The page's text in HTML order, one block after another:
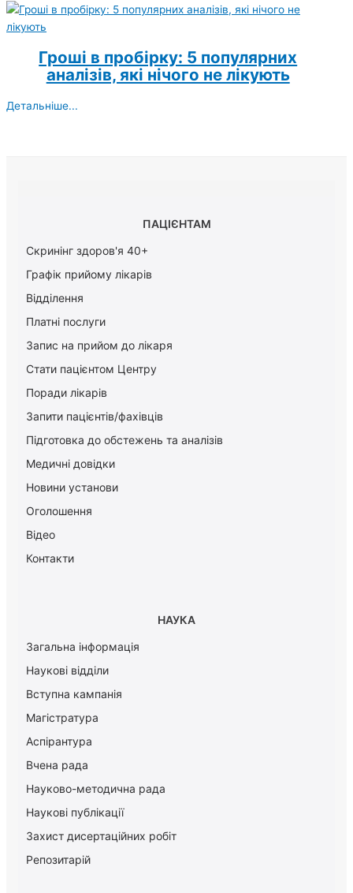
Гроші в пробірку: 5 популярних
аналізів, які нічого не лікують
Детальніше...
ПАЦІЄНТАМ
Скринінг здоров'я 40+
Графік прийому лікарів
Відділення
Платні послуги
Запис на прийом до лікаря
Стати пацієнтом Центру
Поради лікарів
Запити пацієнтів/фахівців
Підготовка до обстежень та аналізів
Медичні довідки
Новини установи
Оголошення
Відео
Контакти
НАУКА
Загальна інформація
Наукові відділи
Вступна кампанія
Магістратура
Аспірантура
Вчена рада
Науково-методична рада
Наукові публікації
Захист дисертаційних робіт
Репозитарій